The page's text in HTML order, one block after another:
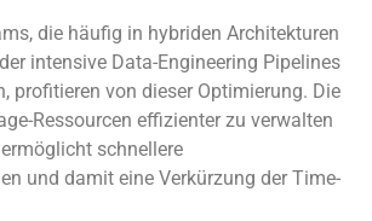
die häufig in hybriden Architekturen
intensive Data-Engineering Pipelines
profitieren von dieser Optimierung. Die
Ressourcen effizienter zu verwalten
schnellere
und damit eine Verkürzung der Time-